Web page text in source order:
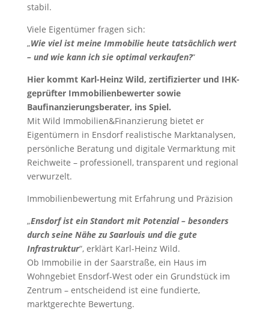
stabil.
Viele Eigentümer fragen sich:
„Wie viel ist meine Immobilie heute tatsächlich wert
– und wie kann ich sie optimal verkaufen?“
Hier kommt Karl-Heinz Wild, zertifizierter und IHK-
geprüfter Immobilienbewerter sowie
Baufinanzierungsberater, ins Spiel.
Mit Wild Immobilien&Finanzierung bietet er
Eigentümern in Ensdorf realistische Marktanalysen,
persönliche Beratung und digitale Vermarktung mit
Reichweite – professionell, transparent und regional
verwurzelt.
Immobilienbewertung mit Erfahrung und Präzision
„Ensdorf ist ein Standort mit Potenzial – besonders
durch seine Nähe zu Saarlouis und die gute
Infrastruktur“, erklärt Karl-Heinz Wild.
Ob Immobilie in der Saarstraße, ein Haus im
Wohngebiet Ensdorf-West oder ein Grundstück im
Zentrum – entscheidend ist eine fundierte,
marktgerechte Bewertung.